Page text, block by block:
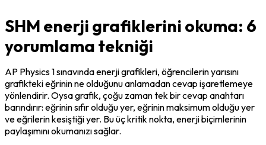
SHM enerji grafiklerini okuma: 6
yorumlama tekniği
AP Physics 1 sınavında enerji grafikleri, öğrencilerin yarısını
grafikteki eğrinin ne olduğunu anlamadan cevap işaretlemeye
yönlendirir. Oysa grafik, çoğu zaman tek bir cevap anahtarı
barındırır: eğrinin sıfır olduğu yer, eğrinin maksimum olduğu yer
ve eğrilerin kesiştiği yer. Bu üç kritik nokta, enerji biçimlerinin
paylaşımını okumanızı sağlar.